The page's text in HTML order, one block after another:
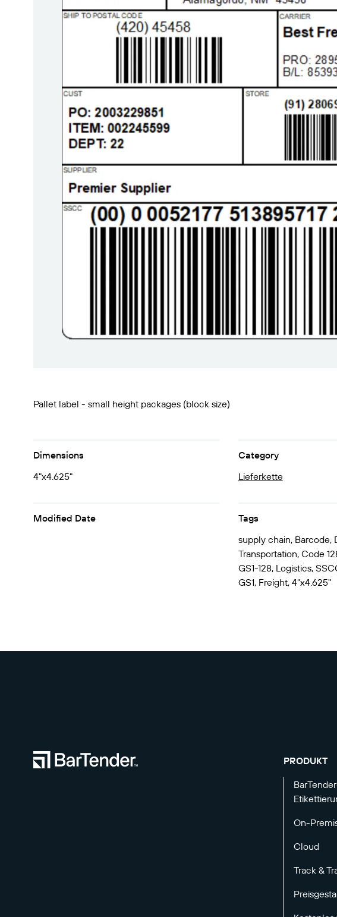
Trace
Finden
Bericht
Pallet label - small height packages (block size)
Dimensions
4"x4.625"
Category
Lieferkette
Modified Date
Tags
supply chain, Barcode,
Transportation, Code
GS1-128, Logistics,
GS1, Freight, 4"x4.625"
PRODUKT
On-
Cloud
Track &